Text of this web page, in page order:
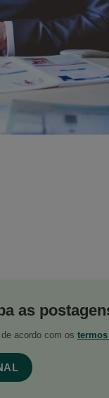
as
acordo com os